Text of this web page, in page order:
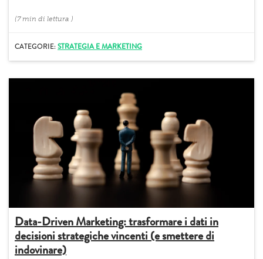
(7 min di lettura )
CATEGORIE:STRATEGIA E MARKETING
Data-Driven Marketing: trasformare i dati in
decisioni strategiche vincenti (e smettere di
indovinare)